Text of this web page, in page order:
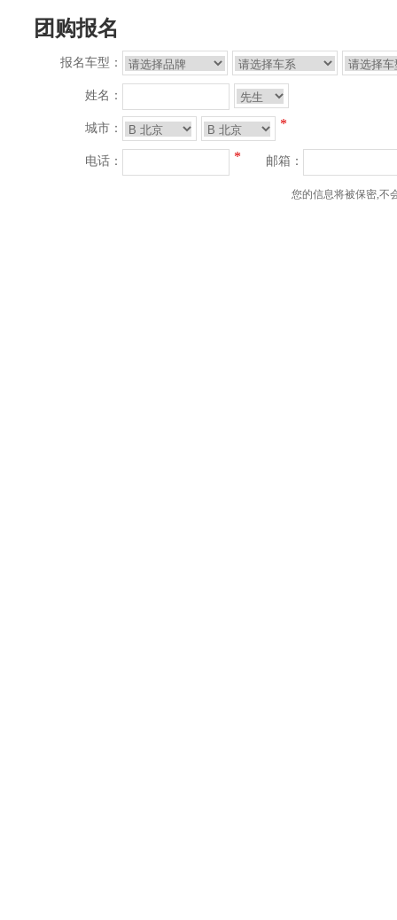
团购报名
报名车型：
姓名：
城市： *
电话： * 邮箱：
您的信息将被保密,不